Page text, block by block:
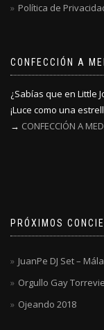
Política de
CONFECCIÓN A
¿Sabías que en Little
¡Luce como una
→ CONFECCIÓN A
PRÓXIMOS
JuanPe DJ Set –
Orgullo Gay
Ojeando 2018